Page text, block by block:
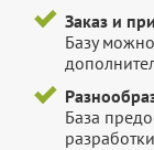
Заказ и
Базу
База